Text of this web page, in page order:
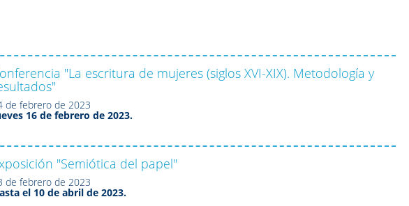
"La escritura de mujeres (siglos XVI-XIX). Metodología y
de febrero de 2023
16 de febrero de 2023.
"Semiótica del papel"
de febrero de 2023
el 10 de abril de 2023.